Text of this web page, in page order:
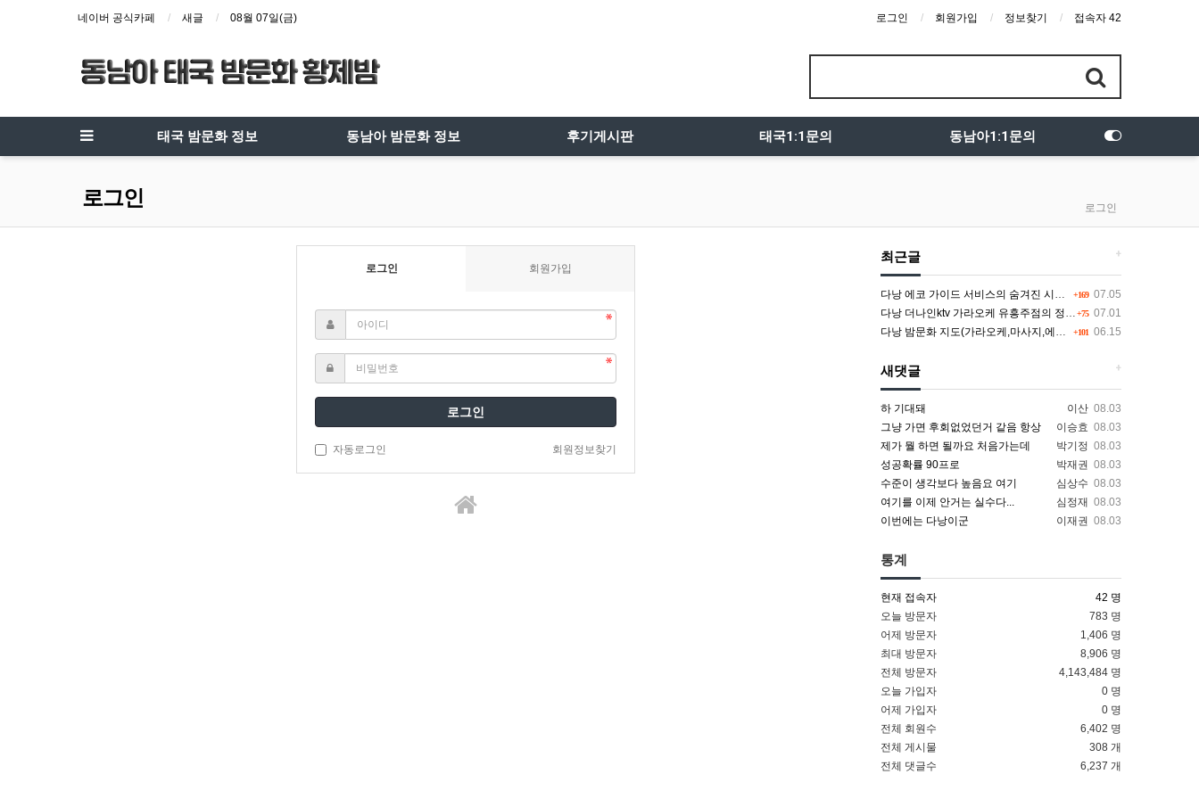
네이버 공식카페 새글 08월 07일(금) 로그인 회원가입 정보찾기 접속자 42
태국 밤문화 정보 동남아 밤문화 정보 후기게시판 태국1:1문의 동남아1:1문의
로그인 로그인
로그인 회원가입
로그인
자동로그인 회원정보찾기
+
최근글
+169 07.05
다낭 에코 가이드 서비스의 숨겨진 시스템과 다채로운 인력 풀의 진실
+75 07.01
다낭 더나인ktv 가라오케 유흥주점의 정석을 찾고 있다면 여기
+101 06.15
다낭 밤문화 지도(가라오케,마사지,에코걸,토킹바,클럽) 유흥별 가격 및 후기공유
+
새댓글
이산 08.03
하 기대돼
이승효 08.03
그냥 가면 후회없었던거 같음 항상
박기정 08.03
제가 뭘 하면 될까요 처음가는데
박재권 08.03
성공확률 90프로
심상수 08.03
수준이 생각보다 높음요 여기
심정재 08.03
여기를 이제 안거는 실수다...
이재권 08.03
이번에는 다낭이군
통계
현재 접속자
42 명
오늘 방문자
783 명
어제 방문자
1,406 명
최대 방문자
8,906 명
전체 방문자
4,143,484 명
오늘 가입자
0 명
어제 가입자
0 명
전체 회원수
6,402 명
전체 게시물
308 개
전체 댓글수
6,237 개